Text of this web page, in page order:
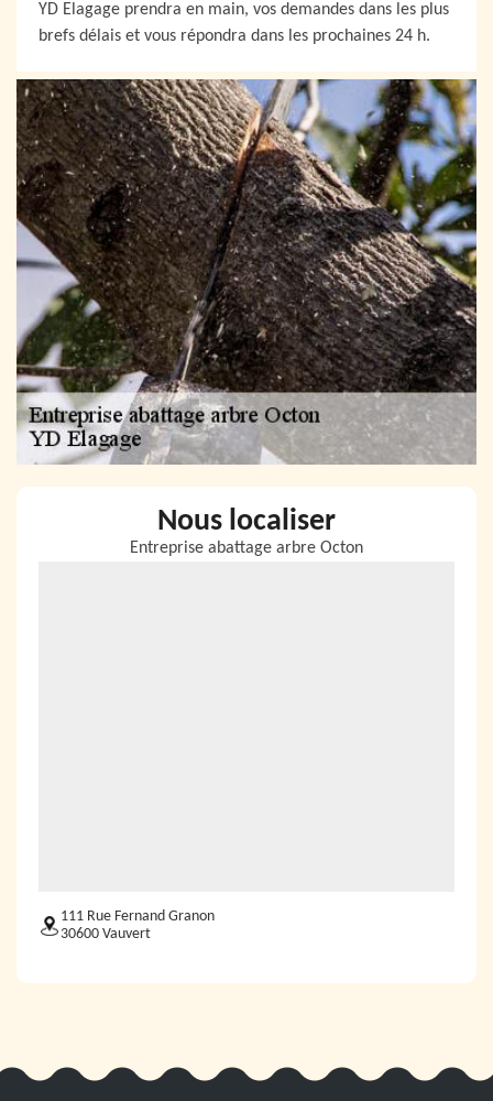
YD Elagage prendra en main, vos demandes dans les plus
brefs délais et vous répondra dans les prochaines 24 h.
Nous localiser
Entreprise abattage arbre Octon
111 Rue Fernand Granon
30600 Vauvert